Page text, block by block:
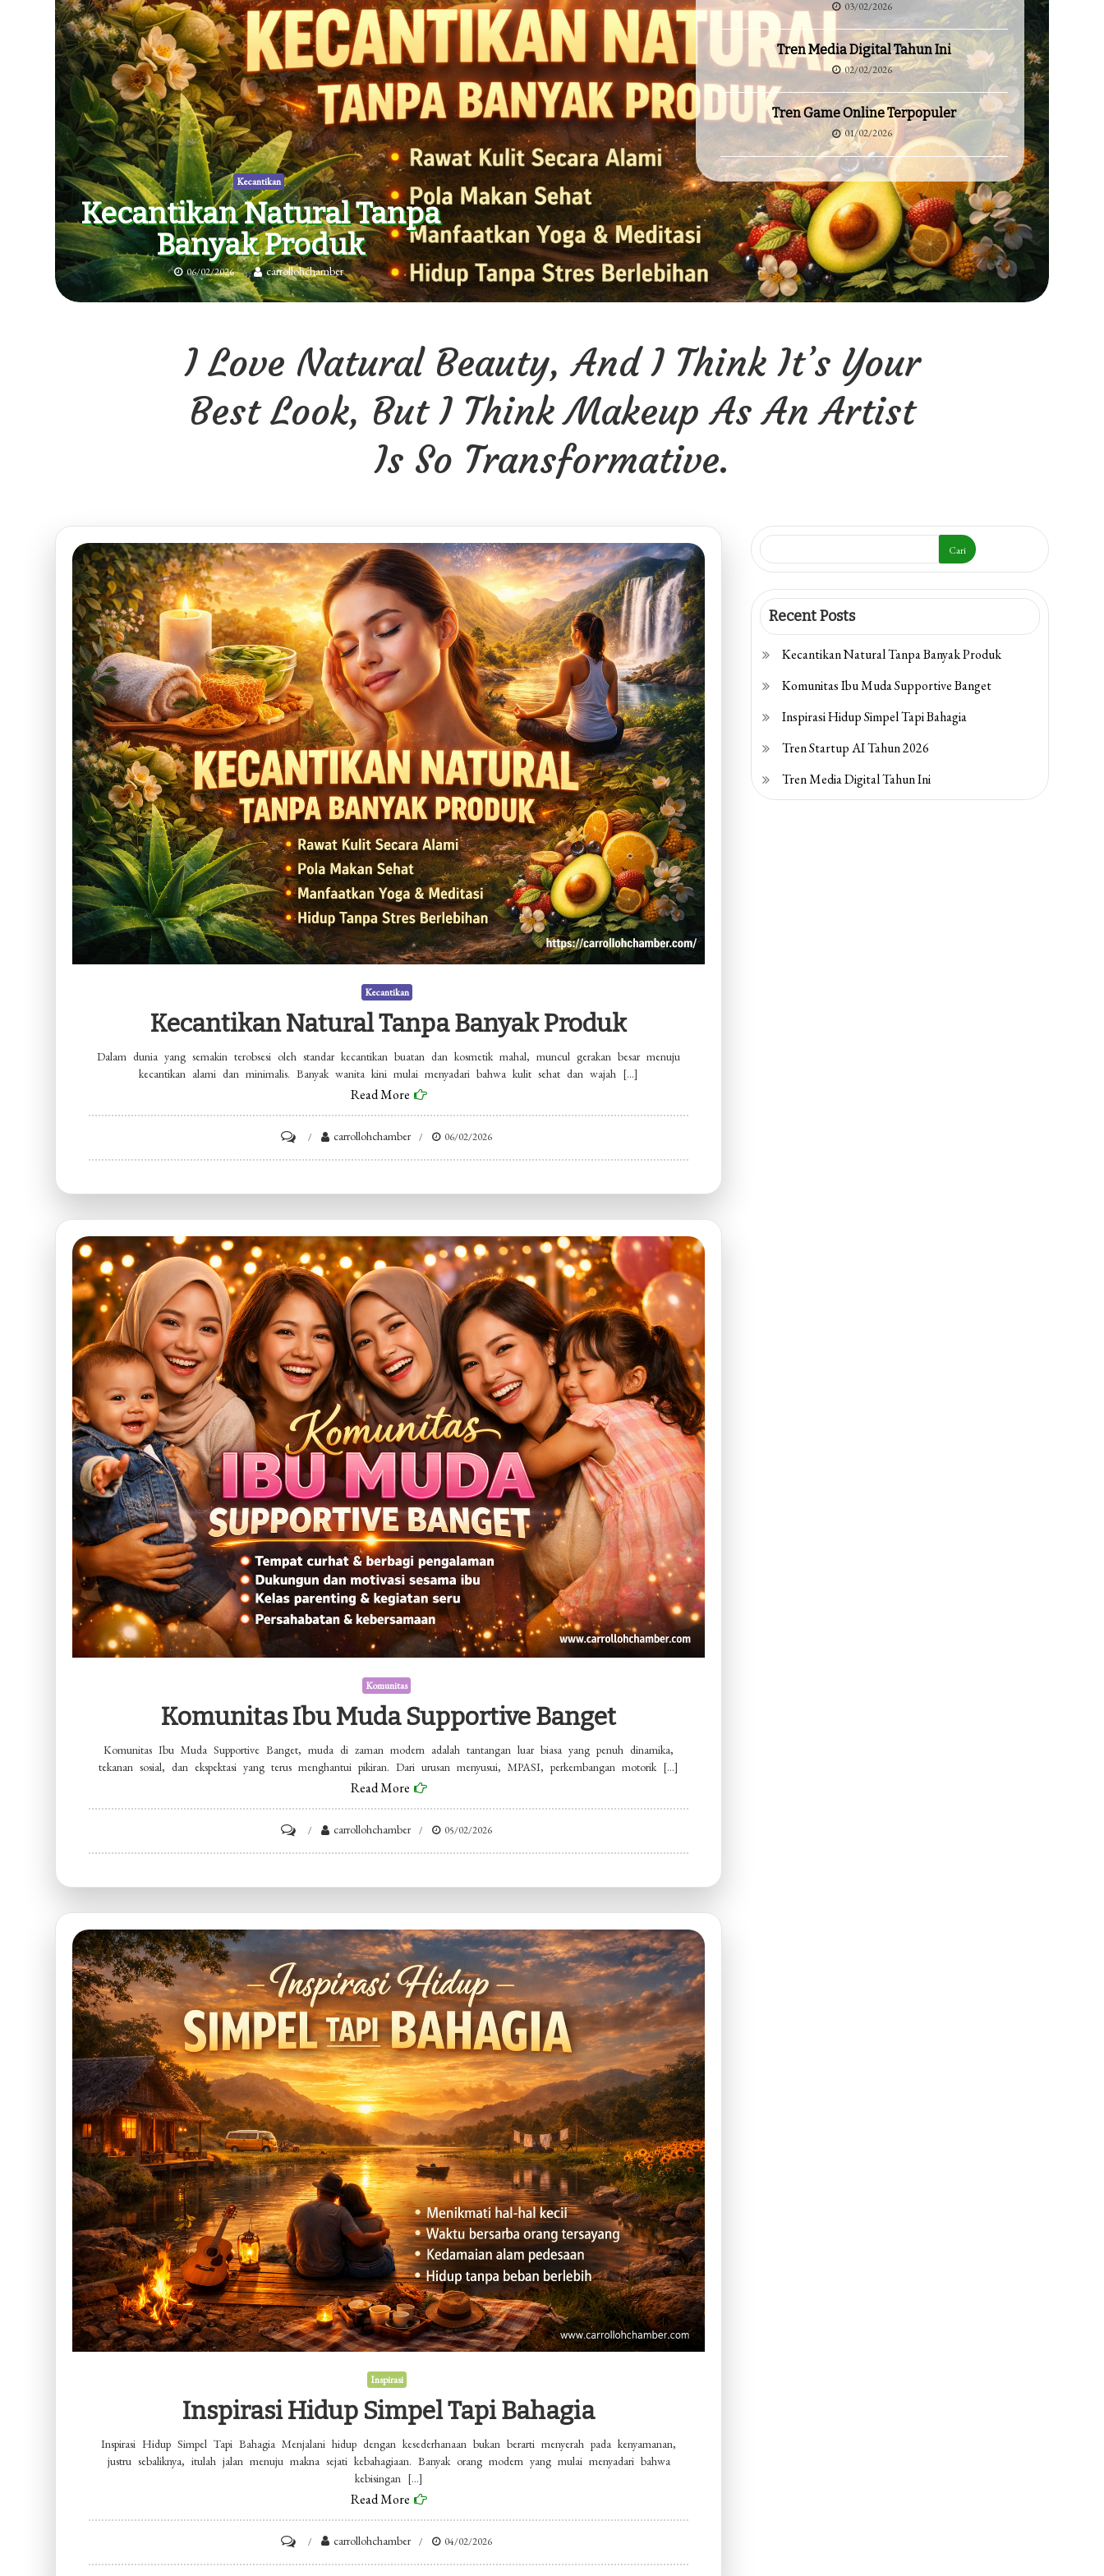
Kecantikan
Kecantikan Natural Tanpa
Banyak Produk
06/02/2026 carrollohchamber
03/02/2026
Tren Media Digital Tahun Ini
02/02/2026
Tren Game Online Terpopuler
01/02/2026
I Love Natural Beauty, And I Think It’s Your
Best Look, But I Think Makeup As An Artist
Is So Transformative.
Kecantikan
Kecantikan Natural Tanpa Banyak Produk
Dalam dunia yang semakin terobsesi oleh standar kecantikan buatan dan kosmetik mahal, muncul gerakan besar menuju
kecantikan alami dan minimalis. Banyak wanita kini mulai menyadari bahwa kulit sehat dan wajah […]
Read More
Kecantikan
Produk
carrollohchamber 06/02/2026
Komunitas
Komunitas Ibu Muda Supportive Banget
Komunitas Ibu Muda Supportive Banget, muda di zaman modern adalah tantangan luar biasa yang penuh dinamika,
tekanan sosial, dan ekspektasi yang terus menghantui pikiran. Dari urusan menyusui, MPASI, perkembangan motorik […]
Read More
Komunitas
Banget
carrollohchamber 05/02/2026
Inspirasi
Inspirasi Hidup Simpel Tapi Bahagia
Inspirasi Hidup Simpel Tapi Bahagia Menjalani hidup dengan kesederhanaan bukan berarti menyerah pada kenyamanan,
justru sebaliknya, itulah jalan menuju makna sejati kebahagiaan. Banyak orang modern yang mulai menyadari bahwa
kebisingan […]
Read More
Inspirasi
carrollohchamber 04/02/2026
Cari
Recent Posts
Kecantikan Natural Tanpa Banyak Produk
Komunitas Ibu Muda Supportive Banget
Inspirasi Hidup Simpel Tapi Bahagia
Tren Startup AI Tahun 2026
Tren Media Digital Tahun Ini